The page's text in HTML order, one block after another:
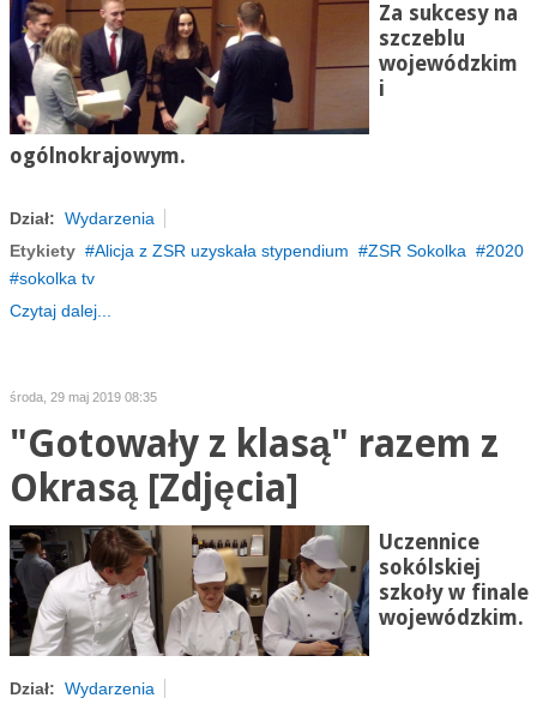
Za sukcesy na
szczeblu
wojewódzkim
i
ogólnokrajowym.
Dział: Wydarzenia
Etykiety
Alicja z ZSR uzyskała stypendium ZSR Sokolka
2020
sokolka tv
Czytaj dalej...
środa, 29 maj 2019 08:35
"Gotowały z klasą" razem z
Okrasą [Zdjęcia]
Uczennice
sokólskiej
szkoły w finale
wojewódzkim.
Dział: Wydarzenia